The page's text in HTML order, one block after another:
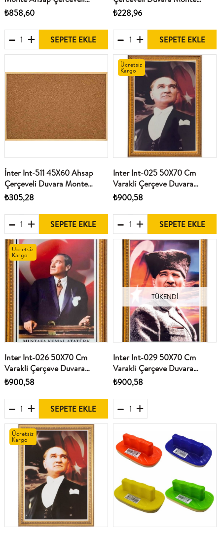
Mantar Pano
₺858,60
SEPETE EKLE
Mantar Pano
₺228,96
SEPETE EKLE
İnter Int-511 45X60 Ahsap
Çerçeveli Duvara Monte
Mantar Pano
₺305,28
SEPETE EKLE
Inter Int-025 50X70 Cm
Varakli Çerçeve Duvara
Monte Atatürk Portresi
₺900,58
SEPETE EKLE
Ücretsiz
Kargo
Inter Int-026 50X70 Cm
Varakli Çerçeve Duvara
Monte Atatürk Portresi
₺900,58
SEPETE EKLE
Ücretsiz
Kargo
TÜKENDI
Inter Int-029 50X70 Cm
Varakli Çerçeve Duvara
Monte Atatürk Portresi
₺900,58
Ücretsiz
Kargo